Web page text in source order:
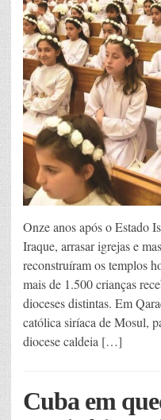
Onze anos após o Estado
Iraque, arrasar igrejas e
reconstruíram os templos
mais de 1.500 crianças
dioceses distintas. Em
católica siríaca de Mosul,
diocese caldeia […]
Cuba em